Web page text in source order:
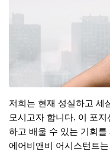
저희는 현재 성실하고 세
모시고자 합니다. 이 포
하고 배울 수 있는 기회를
에어비앤비 어시스턴트